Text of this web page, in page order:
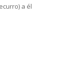
a él